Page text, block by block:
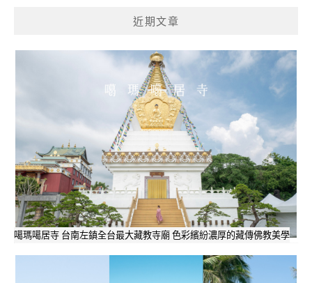
近期文章
噶瑪噶居寺 台南左鎮全台最大藏教寺廟 色彩繽紛濃厚的藏傳佛教美學